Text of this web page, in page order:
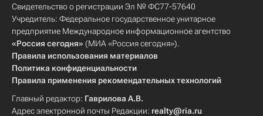
Свидетельство о регистрации Эл № ФС77-57640
Учредитель: Федеральное государственное унитарное
предприятие Международное информационное агентство
«Россия сегодня» (МИА «Россия сегодня»).
Правила использования материалов
Политика конфиденциальности
Правила применения рекомендательных технологий
Главный редактор: Гаврилова А.В.
Адрес электронной почты Редакции: realty@ria.ru